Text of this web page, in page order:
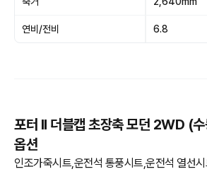
연비/전비 6.8
포터 II 더블캡 초장축 모던 2WD (
옵션
인조가죽시트,운전석 통풍시트,운전석 열선